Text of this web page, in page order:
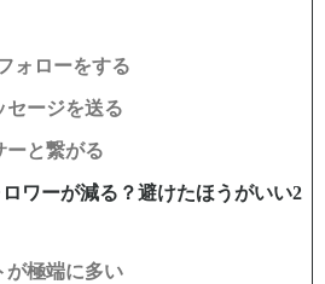
ォローをする
セージを送る
ーと繋がる
ワーが減る？避けたほうがいい2
が極端に多い